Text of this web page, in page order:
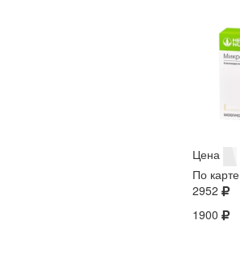
Цена
По карте
2952
1900